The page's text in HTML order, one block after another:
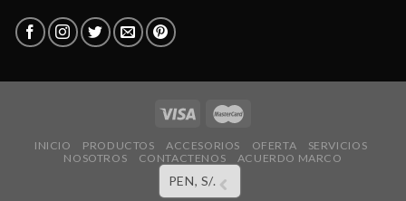
INICIO PRODUCTOS ACCESORIOS OFERTA
SERVICIOS
NOSOTROS
CONTACTENOS ACUERDO MARCO
PEN, S/.